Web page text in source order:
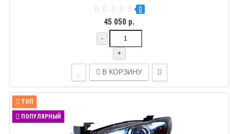
0
45 050 р.
-
+
В КОРЗИНУ
ТОП
ПОПУЛЯРНЫЙ